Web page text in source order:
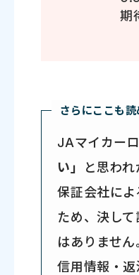
期
さらにここも読
JAマイカー
い」
と思わ
保証会社に
ため、決し
はありません
信用情報・